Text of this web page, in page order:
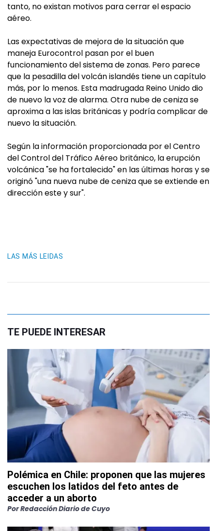
tanto, no existan motivos para cerrar el espacio
aéreo.
Las expectativas de mejora de la situación que
maneja Eurocontrol pasan por el buen
funcionamiento del sistema de zonas. Pero parece
que la pesadilla del volcán islandés tiene un capítulo
más, por lo menos. Esta madrugada Reino Unido dio
de nuevo la voz de alarma. Otra nube de ceniza se
aproxima a las islas británicas y podría complicar de
nuevo la situación.
Según la información proporcionada por el Centro
del Control del Tráfico Aéreo británico, la erupción
volcánica "se ha fortalecido" en las últimas horas y se
originó "una nueva nube de ceniza que se extiende en
dirección este y sur".
LAS MÁS LEIDAS
TE PUEDE INTERESAR
Polémica en Chile: proponen que las mujeres
escuchen los latidos del feto antes de
acceder a un aborto
PorRedacción Diario de Cuyo